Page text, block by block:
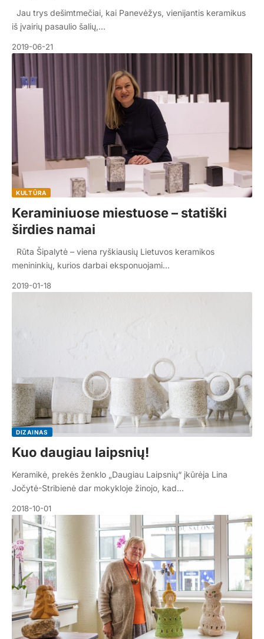
Jau trys dešimtmečiai, kai Panevėžys, vienijantis keramikus
iš įvairių pasaulio šalių,…
2019-06-21
KULTŪRA
Keraminiuose miestuose – statiški
širdies namai
Rūta Šipalytė – viena ryškiausių Lietuvos keramikos
menininkių, kurios darbai eksponuojami…
2019-01-18
DIZAINAS
Kuo daugiau laipsnių!
Keramikė, prekės ženklo „Daugiau Laipsnių“ įkūrėja Lina
Jočytė-Stribienė dar mokykloje žinojo, kad…
2018-10-01